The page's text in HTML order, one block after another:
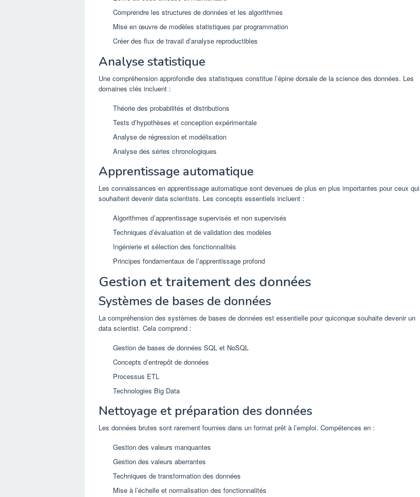
Comprendre les structures de données et les algorithmes
Mise en œuvre de modèles statistiques par programmation
Créer des flux de travail d’analyse reproductibles
Analyse statistique
Une compréhension approfondie des statistiques constitue l’épine dorsale de la science des données. Les
domaines clés incluent :
Théorie des probabilités et distributions
Tests d’hypothèses et conception expérimentale
Analyse de régression et modélisation
Analyse des séries chronologiques
Apprentissage automatique
Les connaissances en apprentissage automatique sont devenues de plus en plus importantes pour ceux qui
souhaitent devenir data scientists. Les concepts essentiels incluent :
Algorithmes d’apprentissage supervisés et non supervisés
Techniques d’évaluation et de validation des modèles
Ingénierie et sélection des fonctionnalités
Principes fondamentaux de l’apprentissage profond
Gestion et traitement des données
Systèmes de bases de données
La compréhension des systèmes de bases de données est essentielle pour quiconque souhaite devenir un
data scientist. Cela comprend :
Gestion de bases de données SQL et NoSQL
Concepts d’entrepôt de données
Processus ETL
Technologies Big Data
Nettoyage et préparation des données
Les données brutes sont rarement fournies dans un format prêt à l’emploi. Compétences en :
Gestion des valeurs manquantes
Gestion des valeurs aberrantes
Techniques de transformation des données
Mise à l’échelle et normalisation des fonctionnalités